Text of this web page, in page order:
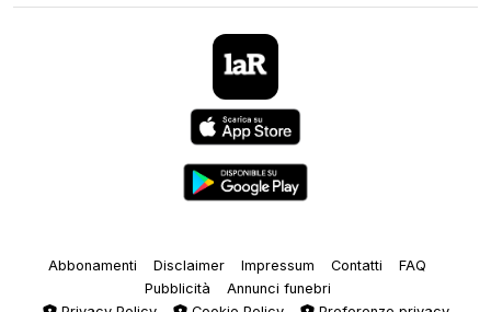
Abbonamenti Disclaimer Impressum Contatti
FAQ
Pubblicità
Annunci funebri